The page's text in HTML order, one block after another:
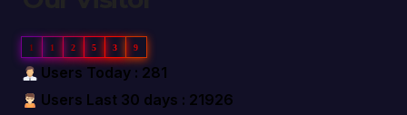
1 1 2 5 3 9
Users Today : 281
Users Last 30 days : 21926